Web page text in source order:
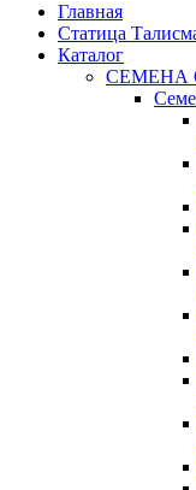
Главная
Статица
Каталог
СЕМЕНА